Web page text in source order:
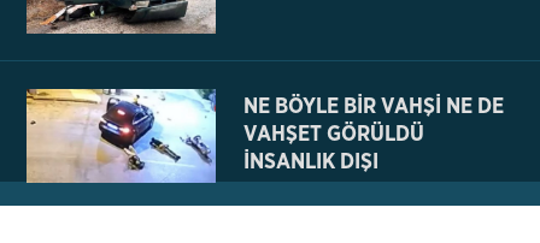
NE BÖYLE BİR VAHŞİ NE DE
VAHŞET GÖRÜLDÜ
İNSANLIK DIŞI